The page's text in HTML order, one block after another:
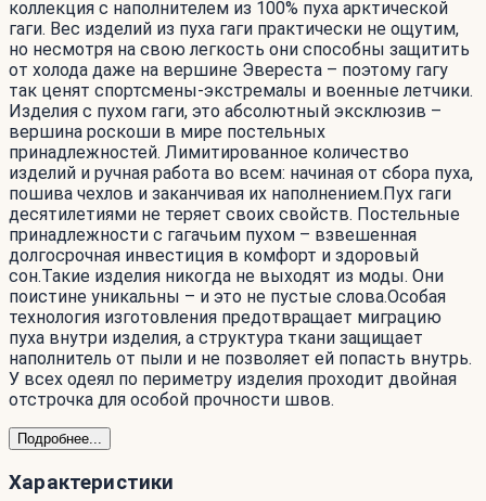
коллекция с наполнителем из 100% пуха арктической
гаги. Вес изделий из пуха гаги практически не ощутим,
но несмотря на свою легкость они способны защитить
от холода даже на вершине Эвереста – поэтому гагу
так ценят спортсмены-экстремалы и военные летчики.
Изделия с пухом гаги, это абсолютный эксклюзив –
вершина роскоши в мире постельных
принадлежностей. Лимитированное количество
изделий и ручная работа во всем: начиная от сбора пуха,
пошива чехлов и заканчивая их наполнением.Пух гаги
десятилетиями не теряет своих свойств. Постельные
принадлежности с гагачьим пухом – взвешенная
долгосрочная инвестиция в комфорт и здоровый
сон.Такие изделия никогда не выходят из моды. Они
поистине уникальны – и это не пустые слова.Особая
технология изготовления предотвращает миграцию
пуха внутри изделия, а структура ткани защищает
наполнитель от пыли и не позволяет ей попасть внутрь.
У всех одеял по периметру изделия проходит двойная
отстрочка для особой прочности швов.
Подробнее...
Характеристики